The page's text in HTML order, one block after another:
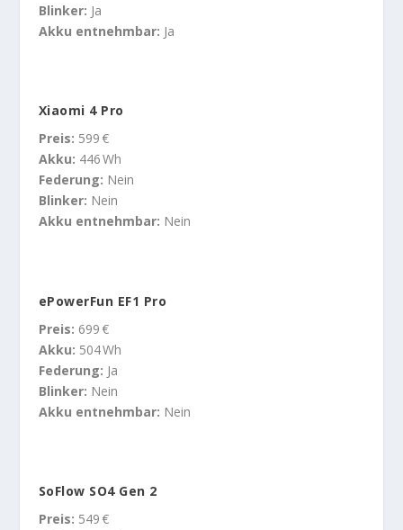
Blinker: Ja
Akku entnehmbar: Ja
Xiaomi 4 Pro
Preis: 599 €
Akku: 446 Wh
Federung: Nein
Blinker: Nein
Akku entnehmbar: Nein
ePowerFun EF1 Pro
Preis: 699 €
Akku: 504 Wh
Federung: Ja
Blinker: Nein
Akku entnehmbar: Nein
SoFlow SO4 Gen 2
Preis: 549 €